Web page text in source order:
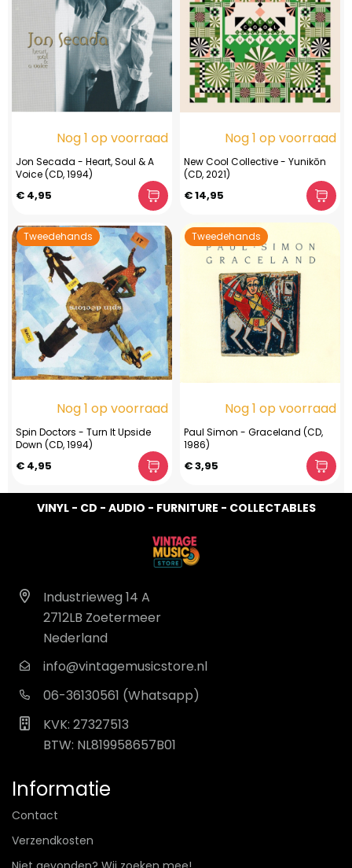
Nog 1 op voorraad
Jon Secada - Heart, Soul & A
Voice (CD, 1994)
€ 4,95
Nog 1 op voorraad
New Cool Collective - Yunikōn
(CD, 2021)
€ 14,95
Tweedehands
Nog 1 op voorraad
Spin Doctors - Turn It Upside
Down (CD, 1994)
€ 4,95
Tweedehands
Nog 1 op voorraad
Paul Simon - Graceland (CD,
1986)
€ 3,95
VINYL - CD - AUDIO - FURNITURE - COLLECTABLES
Industrieweg 14 A
2712LB Zoetermeer
Nederland
info@vintagemusicstore.nl
06-36130561 (Whatsapp)
KVK: 27327513
BTW: NL819958657B01
Informatie
Contact
Verzendkosten